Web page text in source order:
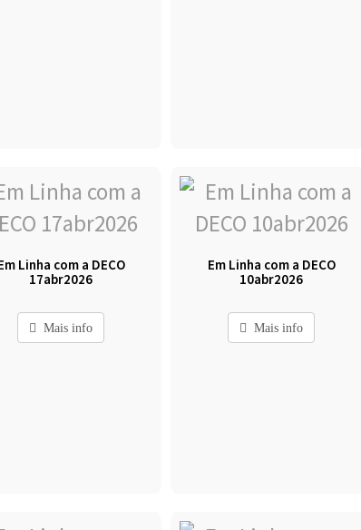
Linha com a DECO
17abr2026
Mais info
Em Linha com a DECO
10abr2026
Mais info